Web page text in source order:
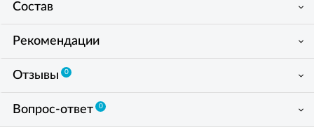
Состав
Рекомендации
Отзывы 0
Вопрос-ответ 0